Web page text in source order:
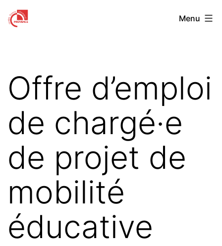
Aller
auCentre
Provence
Menu
Offre d’emploi
de chargé·e
de projet de
mobilité
éducative